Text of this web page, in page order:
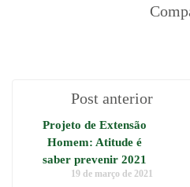
Post anterior
Projeto de Extensão
Homem: Atitude é
saber prevenir 2021
19 de março de 2021